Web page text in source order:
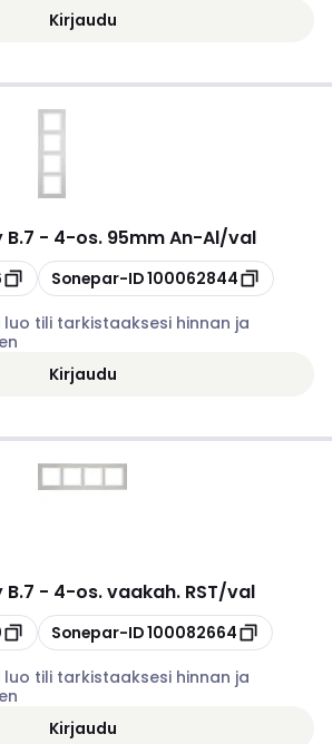
Kirjaudu
B.7 - 4-os. 95mm An-Al/val
Kopioi
Sonepar-ID100062844
tili tarkistaaksesi hinnan ja
Kirjaudu
B.7 - 4-os. vaakah. RST/val
Kopioi
Sonepar-ID100082664
tili tarkistaaksesi hinnan ja
Kirjaudu